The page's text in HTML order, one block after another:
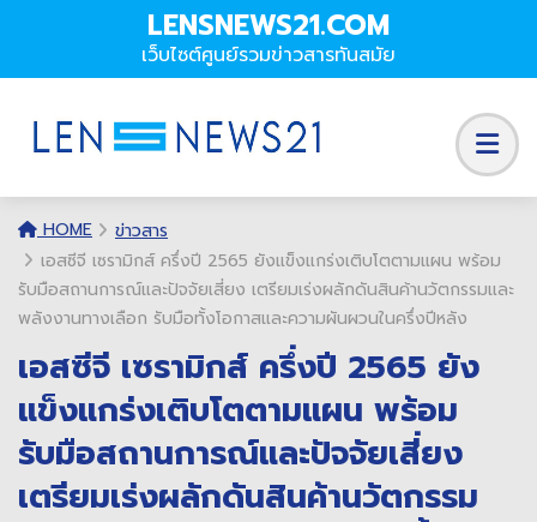
LENSNEWS21.COM
เว็บไซต์ศูนย์รวมข่าวสารทันสมัย
HOME
ข่าวสาร
เอสซีจี เซรามิกส์ ครึ่งปี 2565 ยังแข็งแกร่งเติบโตตามแผน พร้อม
รับมือสถานการณ์และปัจจัยเสี่ยง เตรียมเร่งผลักดันสินค้านวัตกรรมและ
พลังงานทางเลือก รับมือทั้งโอกาสและความผันผวนในครึ่งปีหลัง
เอสซีจี เซรามิกส์ ครึ่งปี 2565 ยัง
แข็งแกร่งเติบโตตามแผน พร้อม
รับมือสถานการณ์และปัจจัยเสี่ยง
เตรียมเร่งผลักดันสินค้านวัตกรรม